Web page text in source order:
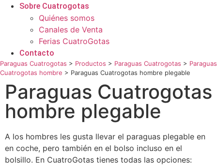
Sobre Cuatrogotas
Quiénes somos
Canales de Venta
Ferias CuatroGotas
Contacto
Paraguas Cuatrogotas > Productos > Paraguas Cuatrogotas > Paraguas
Cuatrogotas hombre > Paraguas Cuatrogotas hombre plegable
Paraguas Cuatrogotas
hombre plegable
A los hombres les gusta llevar el paraguas plegable en
en coche, pero también en el bolso incluso en el
bolsillo. En CuatroGotas tienes todas las opciones: